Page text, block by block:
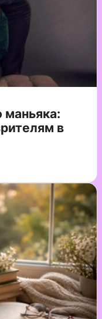
маньяка:
в